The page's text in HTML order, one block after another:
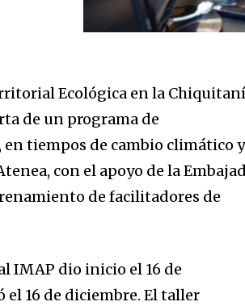
Ecológica en la
de un programa de
tiempos de cambio climático y
con el apoyo de la
de facilitadores de
IMAP dio inicio el 16 de
16 de diciembre. El taller